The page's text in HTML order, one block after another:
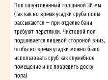
Пол шпунтованный толщиной 36 мм
(Так как во время усадки сруба полы
рассыхаются — при отделке бани
требуют перетяжки. Чистовой пол
подшивается лицевой стороной вниз,
чтобы во время усадки можно было
использовать сруб как служебное
помещение и не повредить доску
пола)